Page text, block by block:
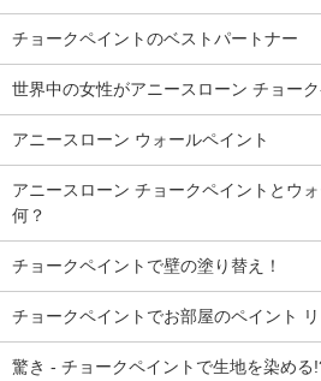
チョークペイントのベストパートナー
世界中の女性がアニースローン チョー
アニースローン ウォールペイント
アニースローン チョークペイントとウ
何？
チョークペイントで壁の塗り替え！
チョークペイントでお部屋のペイント
驚き - チョークペイントで生地を染める